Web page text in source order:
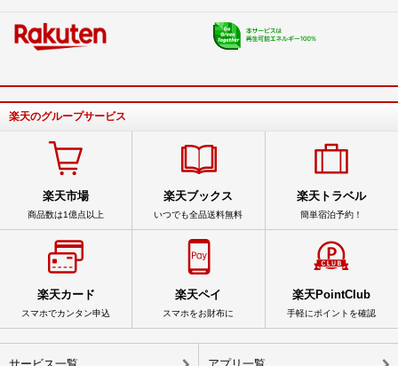
楽天のグループサービス
楽天市場
商品数は1億点以上
楽天ブックス
いつでも全品送料無料
楽天トラベル
簡単宿泊予約！
楽天カード
スマホでカンタン申込
楽天ペイ
スマホをお財布に
楽天PointClub
手軽にポイントを確認